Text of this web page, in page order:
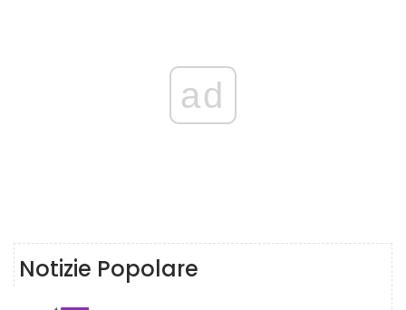
ad
Notizie Popolare